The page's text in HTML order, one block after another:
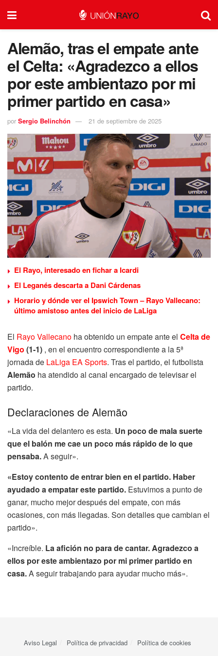
Alemão, tras el empate ante
el Celta: «Agradezco a ellos
por este ambientazo por mi
primer partido en casa»
por Sergio Belinchón 21 de septiembre de 2025
El Rayo, interesado en fichar a Icardi
El Leganés descarta a Dani Cárdenas
Horario y dónde ver el Ipswich Town – Rayo Vallecano:
último amistoso antes del inicio de LaLiga
El Rayo Vallecano ha obtenido un empate ante el Celta de
Vigo (1-1) , en el encuentro correspondiente a la 5ª
jornada de LaLiga EA Sports. Tras el partido, el futbolista
Alemão ha atendido al canal encargado de televisar el
partido.
Declaraciones de Alemão
«La vida del delantero es esta. Un poco de mala suerte
que el balón me cae un poco más rápido de lo que
pensaba.A seguir».
«Estoy contento de entrar bien en el partido. Haber
ayudado a empatar este partido. Estuvimos a punto de
ganar, mucho mejor después del empate, con más
ocasiones, con más llegadas. Son detalles que cambian el
partido».
«Increíble. La afición no para de cantar. Agradezco a
ellos por este ambientazo por mi primer partido en
casa.A seguir trabajando para ayudar mucho más».
Aviso Legal Política de privacidad Política de cookies